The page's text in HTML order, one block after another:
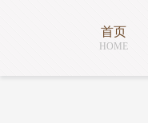
首页
HOME